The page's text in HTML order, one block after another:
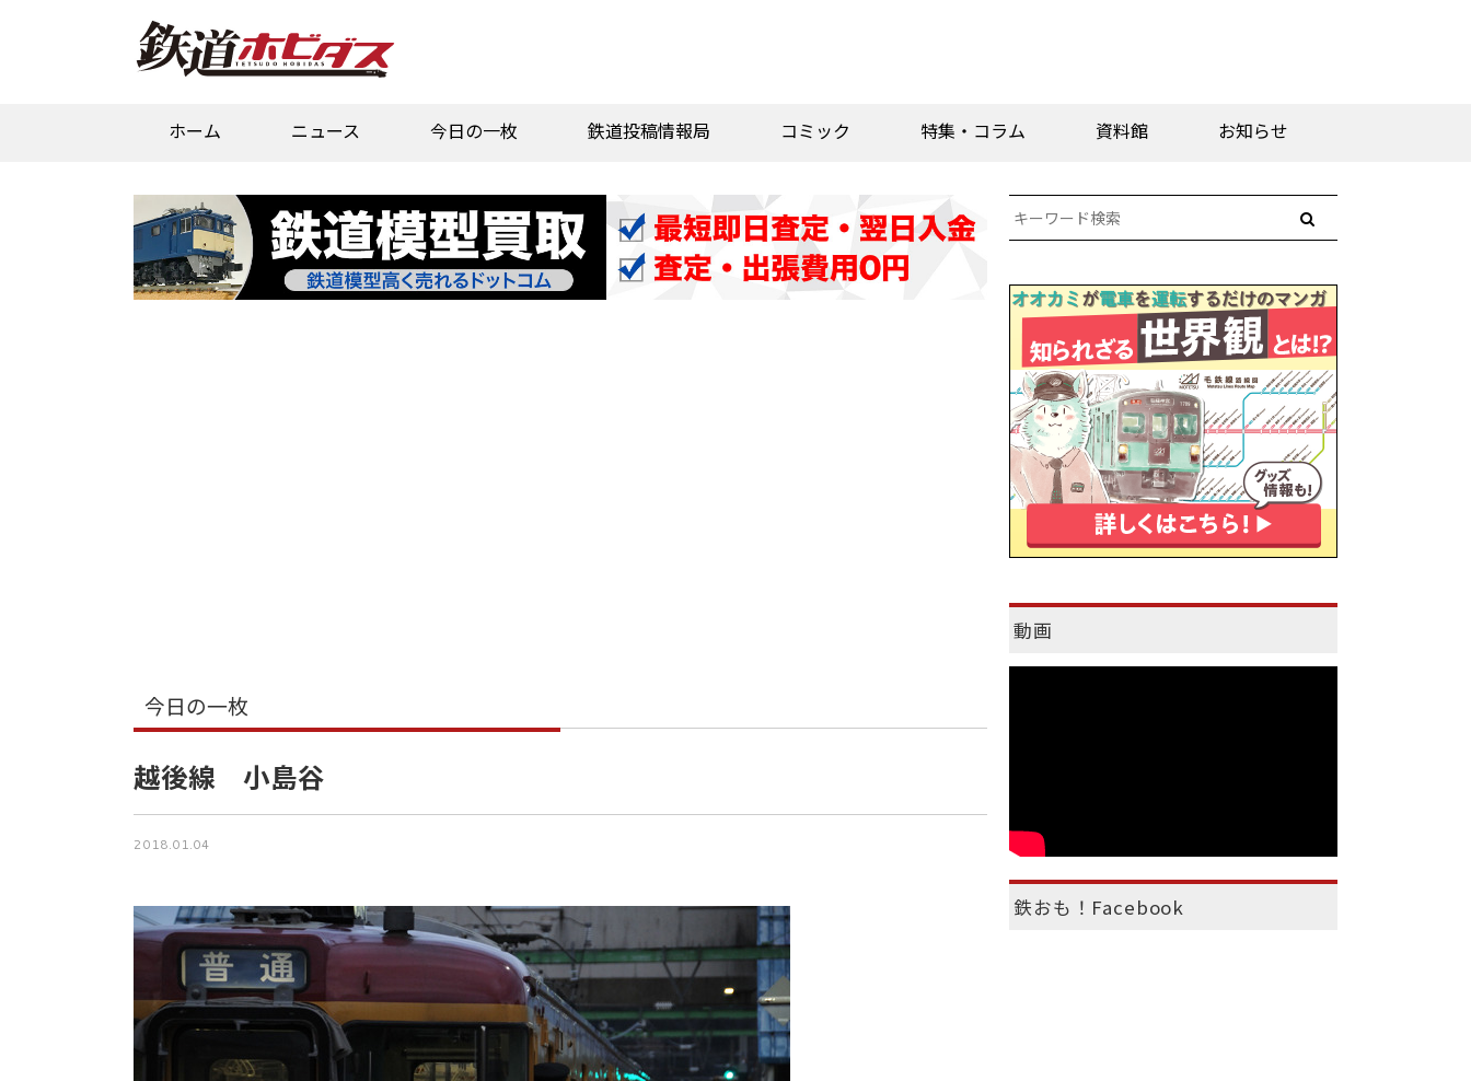
ホーム ニュース 今日の一枚 鉄道投稿情報局 コミック 特集・コラム 資料館 お知らせ
今日の一枚
越後線 小島谷
2018.01.04
動画
鉄おも！Facebook